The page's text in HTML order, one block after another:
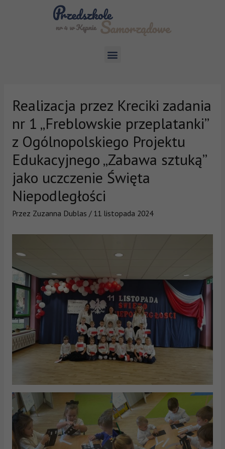
Realizacja przez Kreciki zadania
nr 1 „Freblowskie przeplatanki”
z Ogólnopolskiego Projektu
Edukacyjnego „Zabawa sztuką”
jako uczczenie Święta
Niepodległości
Przez Zuzanna Dublas / 11 listopada 2024